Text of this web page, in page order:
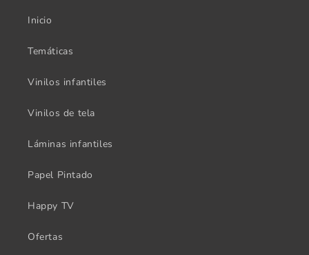
Inicio
Temáticas
Vinilos infantiles
Vinilos de tela
Láminas infantiles
Papel Pintado
Happy TV
Ofertas